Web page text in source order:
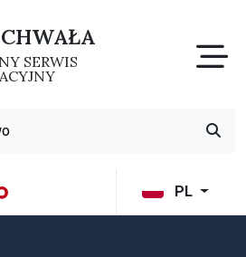
SERWIS
PL
Boguchwała